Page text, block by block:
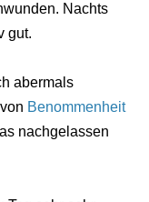
Nachts
gut.
abermals
Benommenheit
nachgelassen